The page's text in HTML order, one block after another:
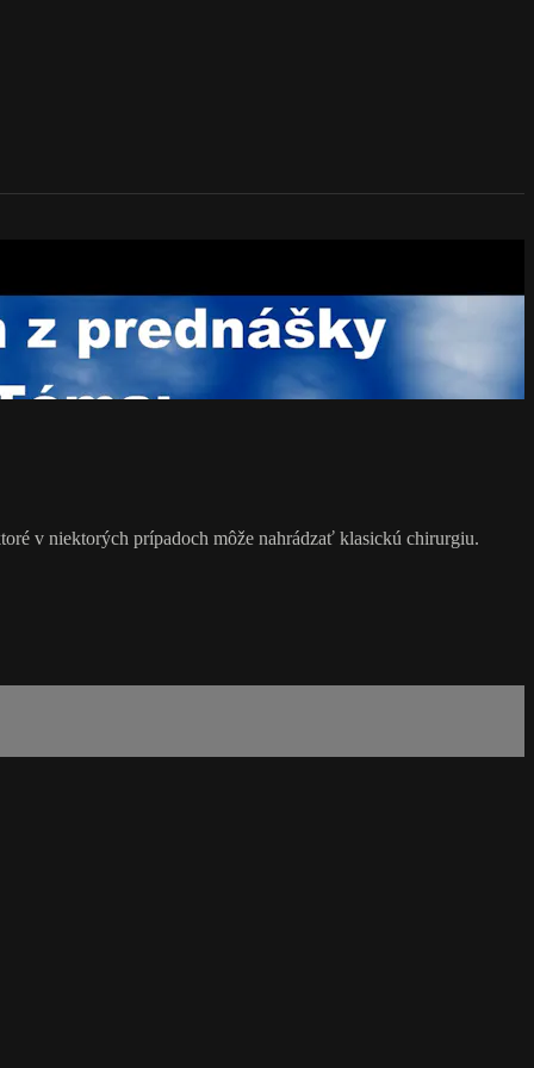
v niektorých prípadoch môže nahrádzať klasickú chirurgiu.